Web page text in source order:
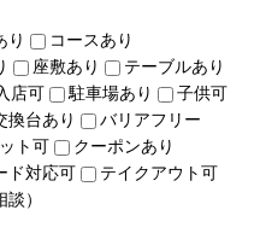
り
コースあり
座敷あり
テーブルあり
店可 駐車場あり
子供可
換台あり
バリアフリー
ト可
クーポンあり
ド対応可
テイクアウト可
）